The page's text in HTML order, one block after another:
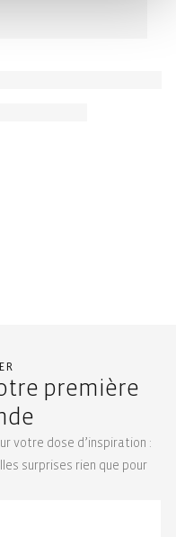
première
votre dose d’inspiration :
surprises rien que pour